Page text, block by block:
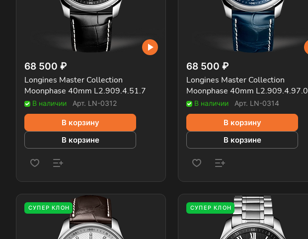
68 500 ₽
Longines Master Collection
Moonphase 40mm L2.909.4.51.7
В наличии Арт. LN-0312
В корзину
В корзине
68 500 ₽
Longines Master Collection
Moonphase 40mm L2.909.4.97.0
В наличии Арт. LN-0314
В корзину
В корзине
СУПЕР КЛОН СУПЕР КЛОН